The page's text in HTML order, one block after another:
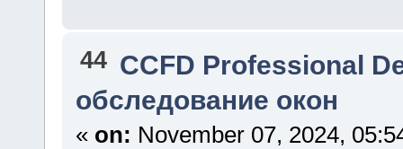
44 CCFD Professional
обследование окон
« on: November 07, 2024,